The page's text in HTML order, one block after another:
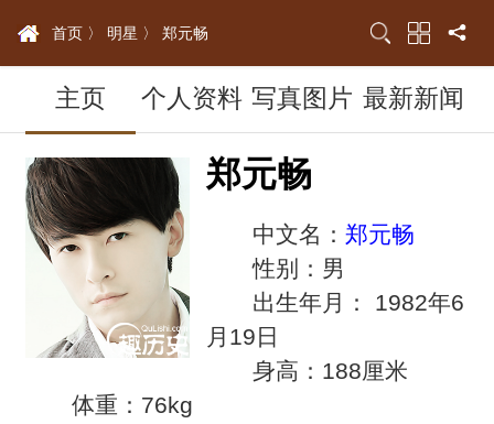
首页 〉 明星 〉 郑元畅
主页 个人资料 写真图片 最新新闻
郑元畅
中文名：郑元畅
性别：男
出生年月： 1982年6
月19日
身高：188厘米
体重：76kg